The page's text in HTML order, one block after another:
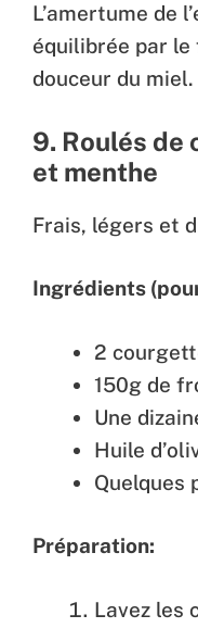
L’amertume de
équilibrée par
douceur du miel.
9. Roulés de
et menthe
Frais, légers et
Ingrédients
2
150g de
Une
Huile
Quelques
Préparation:
Lavez les